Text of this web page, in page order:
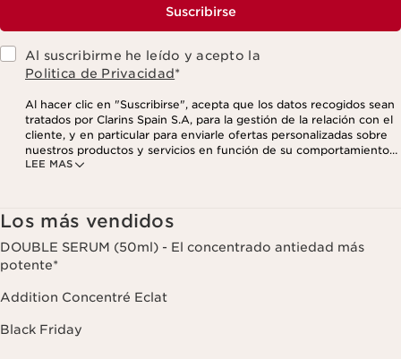
Suscribirse
Al suscribirme he leído y acepto la
Politica de Privacidad*
LEE MAS
Al hacer clic en "Suscribirse", acepta que los datos recogidos sean
tratados por Clarins Spain S.A, para la gestión de la relación con el
cliente, y en particular para enviarle ofertas personalizadas sobre
nuestros productos y servicios en función de su comportamiento
de compra, sus hábitos y/o intereses, incluso mediante su
momento haciendo click en el enlace para darse de baja que
aparece en cada newsletter que reciba. Para más información
sobre la gestión de sus datos y sus derechos, consulte nuestra
Los más vendidos
DOUBLE SERUM (50ml) - El concentrado antiedad más
potente*
Addition Concentré Eclat
Black Friday